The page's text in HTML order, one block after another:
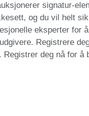
signatur-
og du vil helt
eksperter for
Registrere
Registrer deg nå for